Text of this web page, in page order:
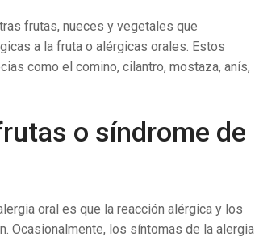
frutas, nueces y vegetales que
a la fruta o alérgicas orales. Estos
como el comino, cilantro, mostaza, anís,
o síndrome de
oral es que la reacción alérgica y los
Ocasionalmente, los síntomas de la alergia